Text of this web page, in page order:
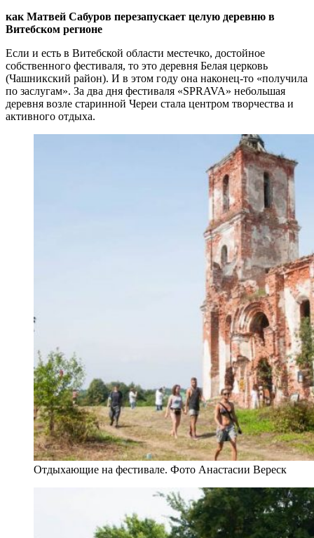
как Матвей Сабуров перезапускает целую деревню в
Витебском регионе
Если и есть в Витебской области местечко, достойное
собственного фестиваля, то это деревня Белая церковь
(Чашникский район). И в этом году она наконец-то «получила
по заслугам». За два дня фестиваля «SPRAVA» небольшая
деревня возле старинной Череи стала центром творчества и
активного отдыха.
Отдыхающие на фестивале. Фото Анастасии Вереск